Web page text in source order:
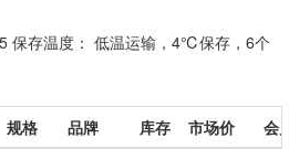
保存温度： 低温运输，4℃保存，6个
规格 品牌 库存 市场价
会员